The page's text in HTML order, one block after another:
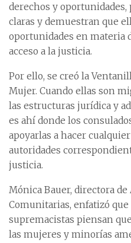
derechos y oportunidades,
claras y demuestran que
oportunidades en materia
acceso a la justicia.
Por ello, se creó la
Mujer. Cuando ellas son
las estructuras jurídica y
es ahí donde los
apoyarlas a hacer
autoridades
justicia.
Mónica Bauer, directora de
Comunitarias, enfatizó
supremacistas piensan
las mujeres y minorías